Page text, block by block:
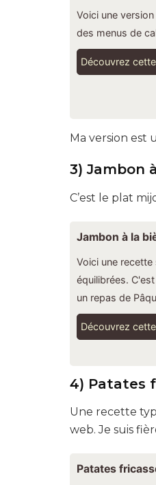
Voici une
des menus de
Découvrez
Ma version est
3) Jambon
C’est le plat
Jambon à la
Voici une
équilibrées.
un repas de
Découvrez
4) Patates
Une recette
web. Je suis
Patates